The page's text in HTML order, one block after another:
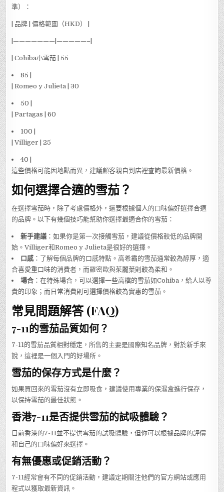
準）：
| 品牌 | 價格範圍（HKD） |
|———————|—————–|
| Cohiba小雪茄 | 55
85 |
| Romeo y Julieta | 30
50 |
| Partagas | 60
100 |
| Villiger | 25
40 |
這些價格可能因地點而異，建議顧客親自到店裡查詢最新價格。
如何選擇合適的雪茄？
在選擇雪茄時，除了考慮價格外，還要根據個人的口味偏好選擇合適
的品牌。以下有幾個技巧能幫助你選擇最適合你的雪茄：
新手建議 ：如果你是第一次接觸雪茄，建議從價格較低的品牌開
始。Villiger和Romeo y Julieta是很好的選擇。
口感 ：了解每個品牌的口感特點。高希霸的雪茄通常較為醇厚，適
合喜愛重口味的消費者，而羅密歐與茱麗葉則較為柔和。
場合 ：在特殊場合，可以選擇一些高檔的雪茄如Cohiba，給人以尊
貴的印象；而日常消費則可選擇價格較為實惠的雪茄。
常見問題解答 (FAQ)
7-11的雪茄品質如何？
7-11的雪茄品質相對穩定，所售的主要是國際知名品牌，對於新手來
說，這裡是一個入門的好場所。
雪茄的保存方式是什麼？
如果買回來的雪茄沒有立即吸食，建議使用專業的保濕盒進行保存，
以保持雪茄的最佳狀態。
香港7-11是否提供雪茄的試吸體驗？
目前香港的7-11並不提供雪茄的試吸體驗，但你可以根據品牌的評價
和自己的口味偏好來選擇。
有無優惠或促銷活動？
7-11經常會有不同的促銷活動，建議定期關注他們的官方網站或應用
程式以獲取最新資訊。